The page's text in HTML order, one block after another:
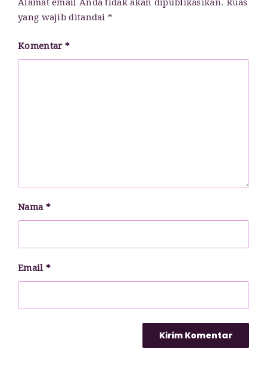
Alamat email Anda tidak akan dipublikasikan. Ruas
yang wajib ditandai*
Komentar*
Nama*
Email*